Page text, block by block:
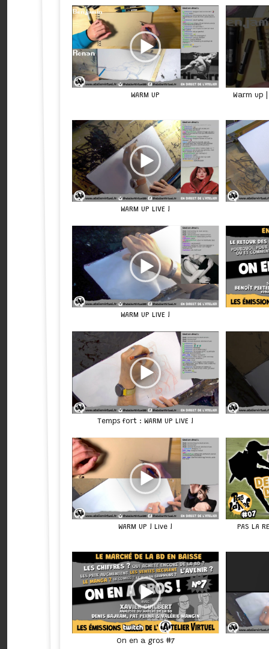
WARM UP Warm up
WARM UP LIVE !
WARM UP LIVE !
Temps fort : WARM UP LIVE !
WARM UP ! Live ! PAS LA
On en a gros #7